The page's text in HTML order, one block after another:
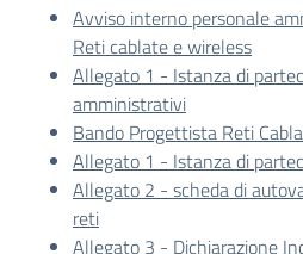
Avviso interno personale
Reti cablate e wireless
Allegato 1 - Istanza di
amministrativi
Bando Progettista Reti
Allegato 1 - Istanza di
Allegato 2 - scheda di
reti
Allegato 3 - Dichiarazione